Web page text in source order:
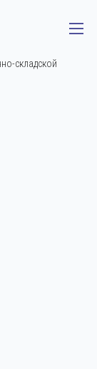
складской